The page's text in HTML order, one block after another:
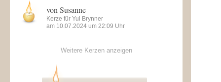
von Susanne
Kerze für Yul Brynner
am 10.07.2024 um 22:09 Uhr
Weitere Kerzen anzeigen